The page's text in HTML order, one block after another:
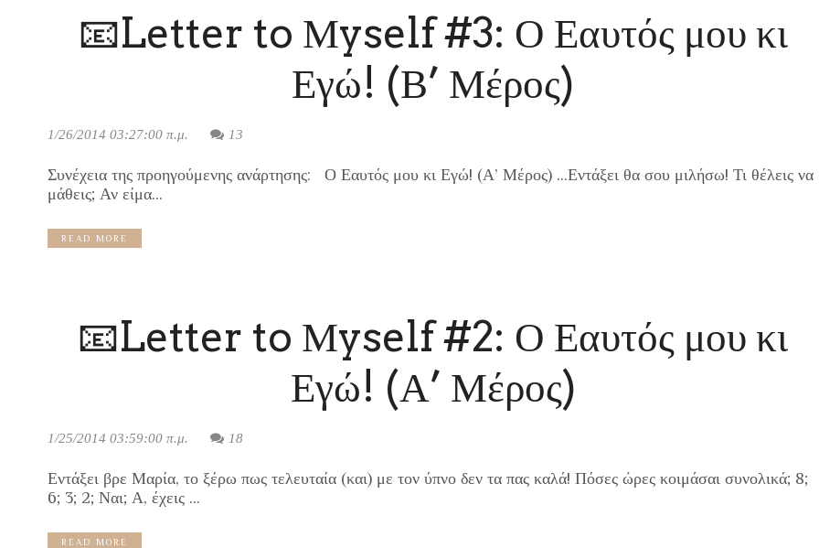
📧Letter to Μyself #3: Ο Εαυτός μου κι
Εγώ! (Β’ Μέρος)
1/26/2014 03:27:00 π.μ. 13
Συνέχεια της προηγούμενης ανάρτησης: Ο Εαυτός μου κι Εγώ! (Α’ Μέρος) …Εντάξει θα σου μιλήσω! Τι θέλεις να
μάθεις; Αν είμα...
READ MORE
📧Letter to Μyself #2: Ο Εαυτός μου κι
Εγώ! (Α’ Μέρος)
1/25/2014 03:59:00 π.μ. 18
Εντάξει βρε Μαρία, το ξέρω πως τελευταία (και) με τον ύπνο δεν τα πας καλά! Πόσες ώρες κοιμάσαι συνολικά; 8;
6; 3; 2; Ναι; Α, έχεις ...
READ MORE